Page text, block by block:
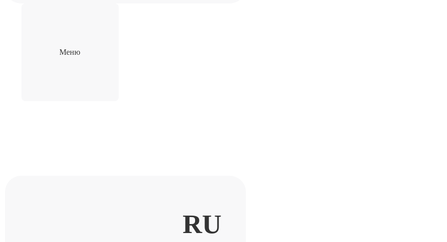
Меню
RU